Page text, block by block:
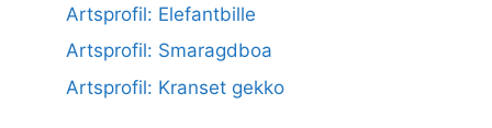
Artsprofil: Elefantbille
Artsprofil: Smaragdboa
Artsprofil: Kranset gekko